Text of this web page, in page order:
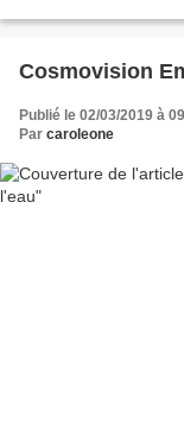
Cosmovision
Publié le 02/03/2019 à
Par caroleone